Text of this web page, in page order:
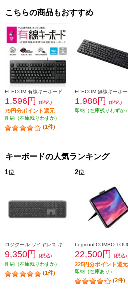
こちらの商品もおすすめ
1,596円 (税込)
79円分ポイント還元
即納（在庫残りわずか）
(1件)
1,988円
(税込)
即納（在庫残りわずか）
キーボードの人気ランキング
1位
9,350円
(税込)
即納（在庫残りわずか）
(1件)
2位
22,500円 (税込)
225円分ポイント還元
即納（在庫あり）
(2件)